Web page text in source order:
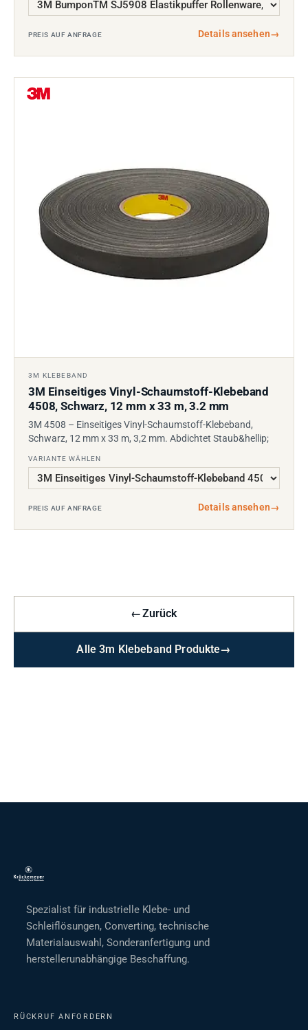
PREIS AUF ANFRAGE Details ansehen→
3M KLEBEBAND
3M Einseitiges Vinyl-Schaumstoff-Klebeband
4508, Schwarz, 12 mm x 33 m, 3.2 mm
3M 4508 – Einseitiges Vinyl-Schaumstoff-Klebeband,
Schwarz, 12 mm x 33 m, 3,2 mm. Abdichtet Staub&hellip;
VARIANTE WÄHLEN
PREIS AUF ANFRAGE Details ansehen→
←Zurück
Alle 3m Klebeband Produkte→
Spezialist für industrielle Klebe- und
Schleiflösungen, Converting, technische
Materialauswahl, Sonderanfertigung und
herstellerunabhängige Beschaffung.
RÜCKRUF ANFORDERN